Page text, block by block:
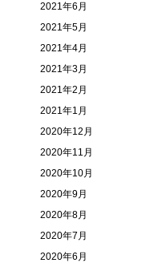
2021年6月
2021年5月
2021年4月
2021年3月
2021年2月
2021年1月
2020年12月
2020年11月
2020年10月
2020年9月
2020年8月
2020年7月
2020年6月